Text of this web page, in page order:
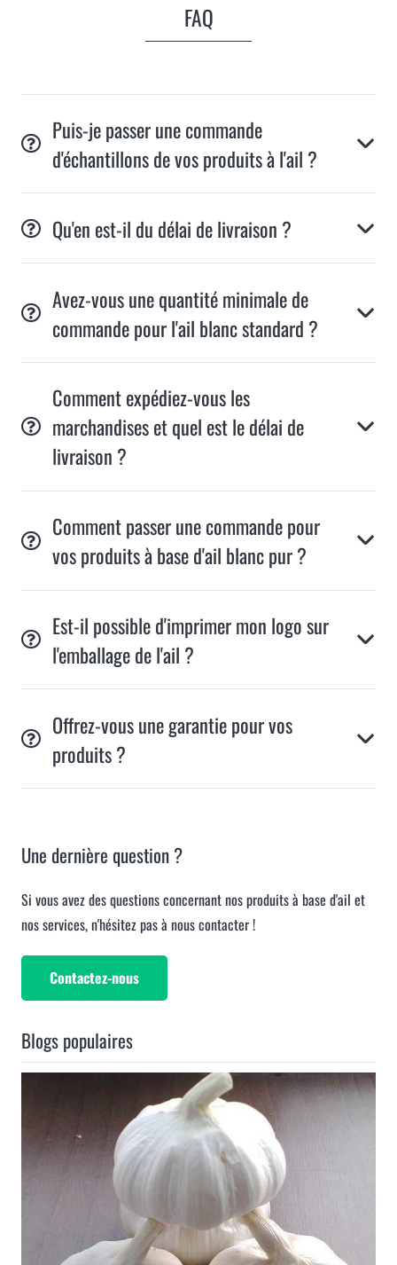
FAQ
Puis-je passer une commande
d'échantillons de vos produits à l'ail ?
Qu'en est-il du délai de livraison ?
Avez-vous une quantité minimale de
commande pour l'ail blanc standard ?
Comment expédiez-vous les
marchandises et quel est le délai de
livraison ?
Comment passer une commande pour
vos produits à base d'ail blanc pur ?
Est-il possible d'imprimer mon logo sur
l'emballage de l'ail ?
Offrez-vous une garantie pour vos
produits ?
Une dernière question ?
Si vous avez des questions concernant nos produits à base d'ail et
nos services, n'hésitez pas à nous contacter !
Contactez-nous
Blogs populaires